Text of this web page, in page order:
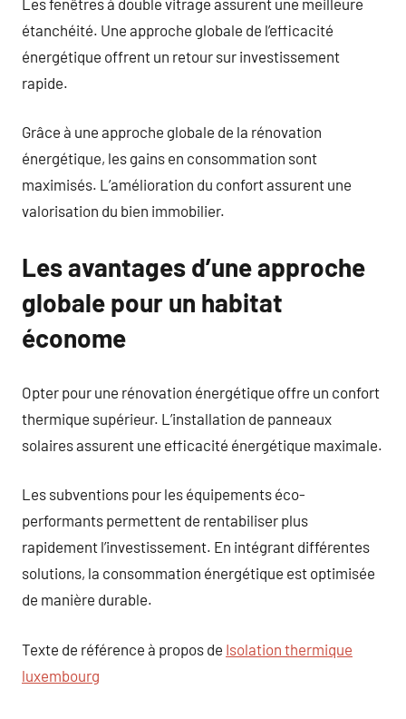
étanchéité. Une approche globale de l’efficacité
énergétique offrent un retour sur investissement
rapide.
Grâce à une approche globale de la rénovation
énergétique, les gains en consommation sont
maximisés. L’amélioration du confort assurent une
valorisation du bien immobilier.
Les avantages d’une approche
globale pour un habitat
économe
Opter pour une rénovation énergétique offre un confort
thermique supérieur. L’installation de panneaux
solaires assurent une efficacité énergétique maximale.
Les subventions pour les équipements éco-
performants permettent de rentabiliser plus
rapidement l’investissement. En intégrant différentes
solutions, la consommation énergétique est optimisée
de manière durable.
Texte de référence à propos de Isolation thermique
luxembourg